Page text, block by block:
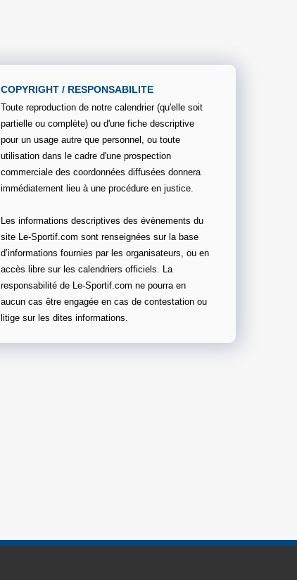
COPYRIGHT / RESPONSABILITE
Toute reproduction de notre calendrier (qu'elle soit
partielle ou complète) ou d'une fiche descriptive
pour un usage autre que personnel, ou toute
utilisation dans le cadre d'une prospection
commerciale des coordonnées diffusées donnera
immédiatement lieu à une procédure en justice.
Les informations descriptives des évènements du
site Le-Sportif.com sont renseignées sur la base
d’informations fournies par les organisateurs, ou en
accès libre sur les calendriers officiels. La
responsabilité de Le-Sportif.com ne pourra en
aucun cas être engagée en cas de contestation ou
litige sur les dites informations.